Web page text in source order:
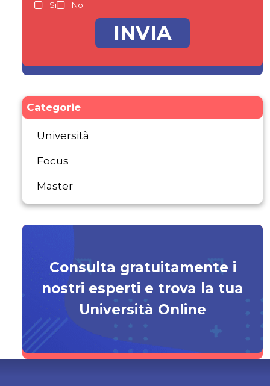
Si No
Categorie
Università
Focus
Master
Consulta gratuitamente i
nostri esperti e trova la tua
Università Online